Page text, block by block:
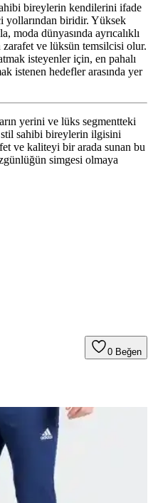
bireylerin kendilerini ifade
yollarından biridir. Yüksek
moda dünyasında ayrıcalıklı
ve lüksün temsilcisi olur.
isteyenler için, en pahalı
istenen hedefler arasında yer
yerini ve lüks segmentteki
sahibi bireylerin ilgisini
ve kaliteyi bir arada sunan bu
simgesi olmaya
0 Beğen